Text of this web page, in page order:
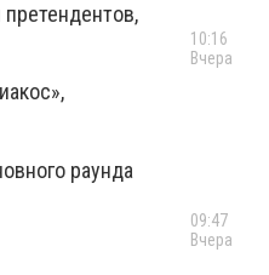
раунда
10:16
Вчера
09:47
Вчера